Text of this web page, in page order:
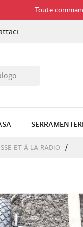
Toute
ET À LA RADIO